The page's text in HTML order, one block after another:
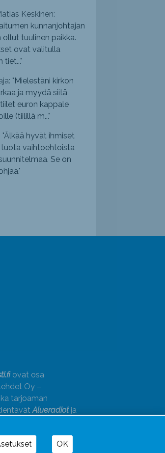
Keskinen:
kunnanjohtajan
ollut tuulinen paikka.
ovat valitulla
tiet..."
" Mielestäni kirkon
ja myydä siitä
euron kappale
(tiilillä m..."
"Älkää hyvät ihmiset
tuota vaihtoehtoista
Se on
"
ovat osa
Oy –
tarjoaman
Alueradiotja
OK